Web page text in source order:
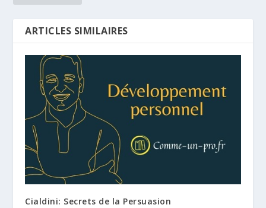
ARTICLES SIMILAIRES
Cialdini: Secrets de la Persuasion